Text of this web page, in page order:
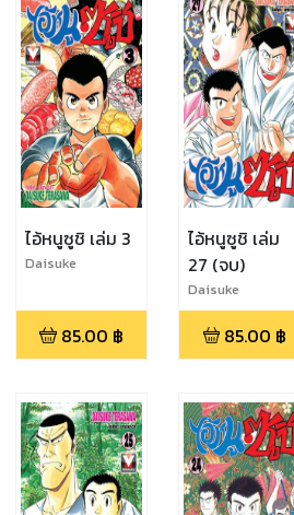
ไอ้หนูซูชิ เล่ม 3
Daisuke
85.00 ฿
ไอ้หนูซูชิ เล่ม
27 (จบ)
Daisuke
Terasawa
85.00 ฿